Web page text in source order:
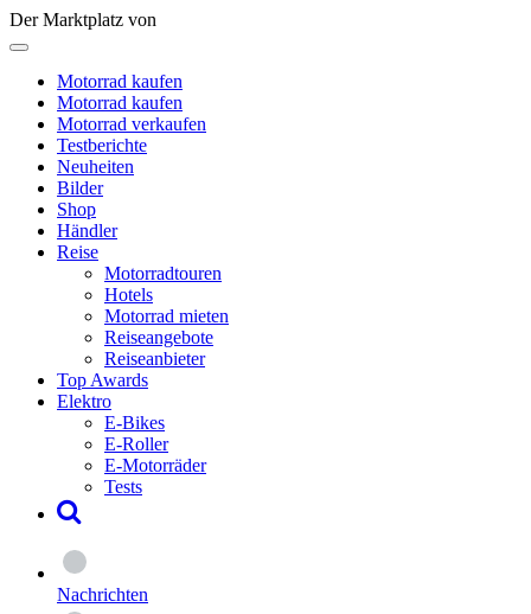
Der Marktplatz von
Motorrad kaufen
Motorrad kaufen
Motorrad verkaufen
Testberichte
Neuheiten
Bilder
Shop
Händler
Reise
Motorradtouren
Hotels
Motorrad mieten
Reiseangebote
Reiseanbieter
Top Awards
Elektro
E-Bikes
E-Roller
E-Motorräder
Tests
Nachrichten